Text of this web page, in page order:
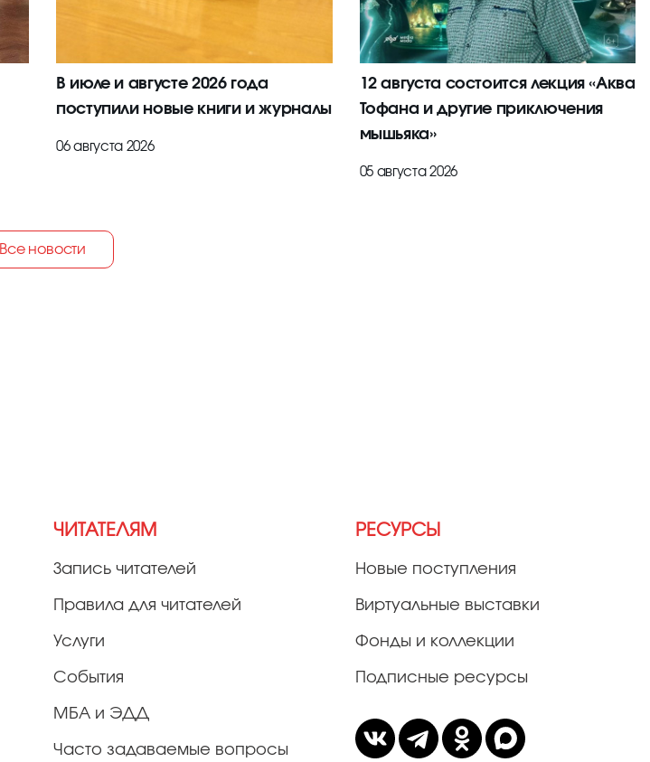
В июле и августе 2026 года
поступили новые книги и журналы
06 августа 2026
12 августа состоится лекция «Аква
Тофана и другие приключения
мышьяка»
05 августа 2026
Все новости
ЧИТАТЕЛЯМ
Запись читателей
Правила для читателей
Услуги
События
МБА и ЭДД
Часто задаваемые вопросы
РЕСУРСЫ
Новые поступления
Виртуальные выставки
Фонды и коллекции
Подписные ресурсы